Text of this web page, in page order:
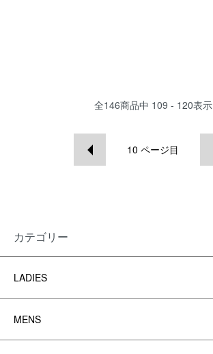
全146商品中 109 - 120表示
10 ページ目
カテゴリー
LADIES
MENS